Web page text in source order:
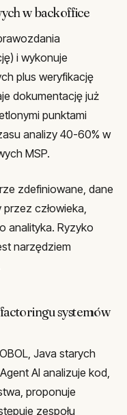
w backoffice
i wykonuje
plus weryfikację
dokumentację już
punktami
analizy 40-60% w
MSP.
zdefiniowane, dane
człowieka,
analityka. Ryzyko
narzędziem
systemów
Java starych
AI analizuje kod,
proponuje
zespołu